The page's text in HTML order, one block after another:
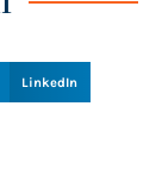
LinkedIn